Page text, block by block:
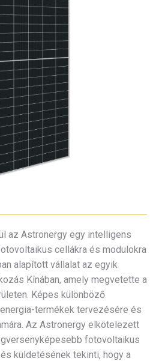
az Astronergy egy intelligens
cellákra és modulokra
alapított vállalat az egyik
Kínában, amely megvetette a
Képes különböző
termékek tervezésére és
Az Astronergy elkötelezett
fotovoltaikus
küldetésének tekinti, hogy a